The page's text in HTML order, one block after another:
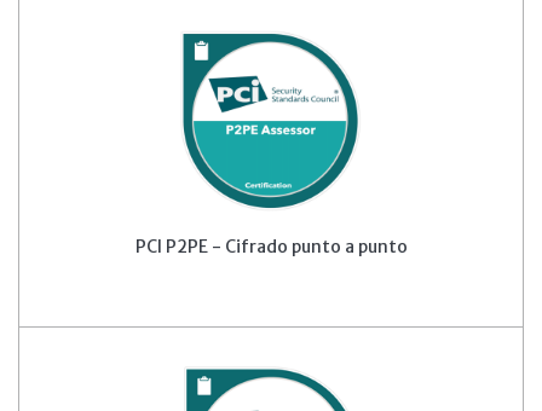
PCI P2PE - Cifrado punto a punto